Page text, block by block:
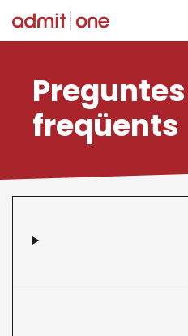
Saltar
contingut
Preguntes
freqüents